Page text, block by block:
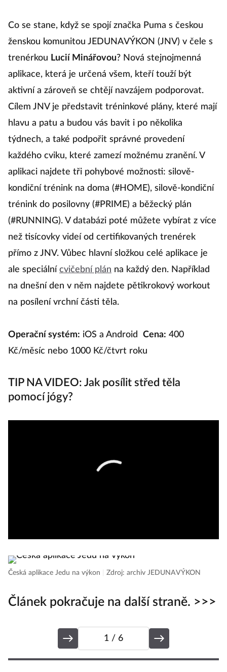
Co se stane, když se spojí značka Puma s českou
ženskou komunitou JEDUNAVÝKON (JNV) v čele s
trenérkou Lucií Minářovou? Nová stejnojmenná
aplikace, která je určená všem, kteří touží být
aktivní a zároveň se chtějí navzájem podporovat.
Cílem JNV je představit tréninkové plány, které mají
hlavu a patu a budou vás bavit i po několika
týdnech, a také podpořit správné provedení
každého cviku, které zamezí možnému zranění. V
aplikaci najdete tři pohybové možnosti: silově-
kondiční trénink na doma (#HOME), silově-kondiční
trénink do posilovny (#PRIME) a běžecký plán
(#RUNNING). V databázi poté můžete vybírat z více
než tisícovky videí od certifikovaných trenérek
přímo z JNV. Vůbec hlavní složkou celé aplikace je
ale speciální cvičební plán na každý den. Například
na dnešní den v něm najdete pětikrokový workout
na posílení vrchní části těla.
Operační systém: iOS a Android Cena: 400
Kč/měsíc nebo 1000 Kč/čtvrt roku
TIP NA VIDEO: Jak posílit střed těla
pomocí jógy?
Česká aplikace Jedu na výkon Zdroj: archiv JEDUNAVÝKON
Článek pokračuje na další straně. >>>
1 / 6